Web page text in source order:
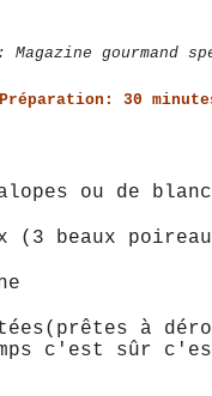
gourmand
30
ou de
(3 beaux
à
c'est sûr